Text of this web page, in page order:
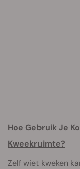
Hoe Gebruik Je
Kweekruimte?
Zelf wiet kweken